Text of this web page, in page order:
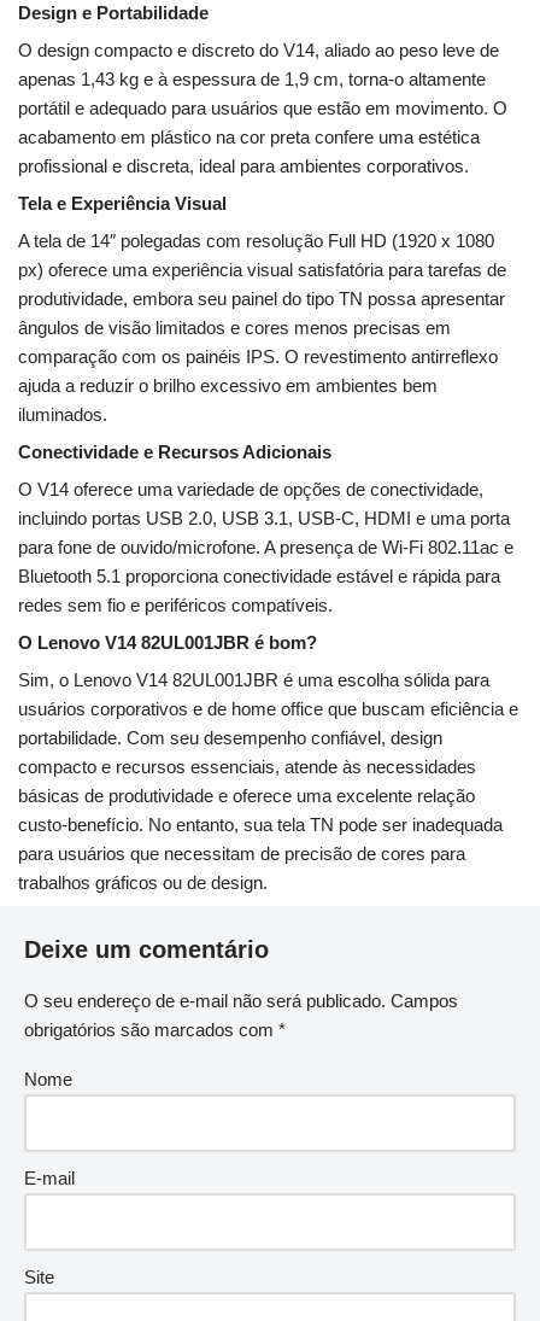
Design e Portabilidade
O design compacto e discreto do V14, aliado ao peso leve de
apenas 1,43 kg e à espessura de 1,9 cm, torna-o altamente
portátil e adequado para usuários que estão em movimento. O
acabamento em plástico na cor preta confere uma estética
profissional e discreta, ideal para ambientes corporativos.
Tela e Experiência Visual
A tela de 14″ polegadas com resolução Full HD (1920 x 1080
px) oferece uma experiência visual satisfatória para tarefas de
produtividade, embora seu painel do tipo TN possa apresentar
ângulos de visão limitados e cores menos precisas em
comparação com os painéis IPS. O revestimento antirreflexo
ajuda a reduzir o brilho excessivo em ambientes bem
iluminados.
Conectividade e Recursos Adicionais
O V14 oferece uma variedade de opções de conectividade,
incluindo portas USB 2.0, USB 3.1, USB-C, HDMI e uma porta
para fone de ouvido/microfone. A presença de Wi-Fi 802.11ac e
Bluetooth 5.1 proporciona conectividade estável e rápida para
redes sem fio e periféricos compatíveis.
O Lenovo V14 82UL001JBR é bom?
Sim, o Lenovo V14 82UL001JBR é uma escolha sólida para
usuários corporativos e de home office que buscam eficiência e
portabilidade. Com seu desempenho confiável, design
compacto e recursos essenciais, atende às necessidades
básicas de produtividade e oferece uma excelente relação
custo-benefício. No entanto, sua tela TN pode ser inadequada
para usuários que necessitam de precisão de cores para
trabalhos gráficos ou de design.
Deixe um comentário
O seu endereço de e-mail não será publicado. Campos
obrigatórios são marcados com *
Nome
E-mail
Site